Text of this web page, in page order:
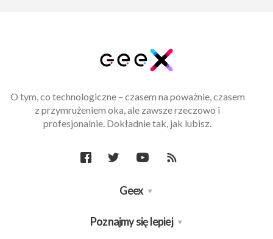
O tym, co technologiczne – czasem na poważnie, czasem
z przymrużeniem oka, ale zawsze rzeczowo i
profesjonalnie. Dokładnie tak, jak lubisz.
Geex
Poznajmy się lepiej